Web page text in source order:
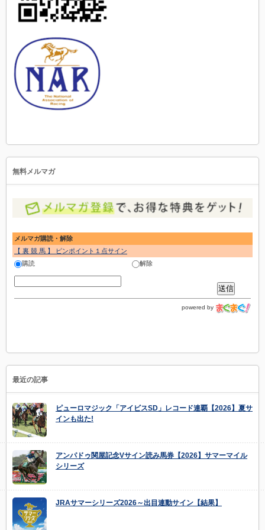
無料メルマガ
メルマガ購読・解除
【 裏 競 馬 】 ピンポイント１点サイン
購読
解除
powered by
最近の記事
ピューロマジック「アイビスSD」レコード連覇【2026】夏サ
インも出た!
アンパドゥ関屋記念Vサイン読み馬券【2026】サマーマイル
シリーズ
JRAサマーシリーズ2026～出目連動サイン【結果】